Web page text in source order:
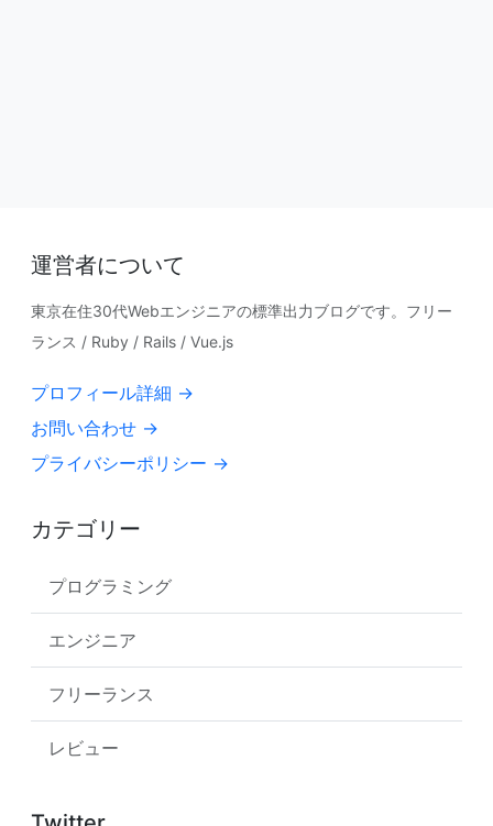
運営者について
東京在住30代Webエンジニアの標準出力ブログです。フリー
ランス / Ruby / Rails / Vue.js
プロフィール詳細 →
お問い合わせ →
プライバシーポリシー →
カテゴリー
プログラミング
エンジニア
フリーランス
レビュー